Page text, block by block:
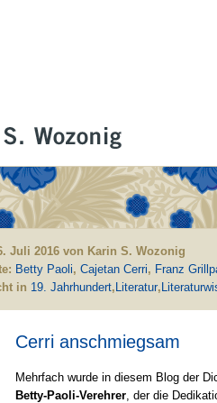
Juli 2016 von Karin S. Wozonig
Betty Paoli, Cajetan Cerri, Franz
in 19. Jahrhundert, Literatur,
Cerri anschmiegsam
Mehrfach wurde in diesem Blog der
Betty-Paoli-Verehrer, der die